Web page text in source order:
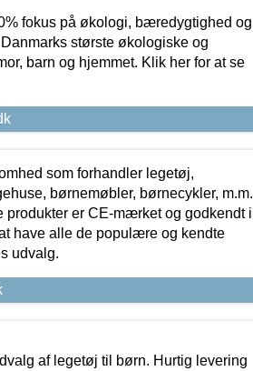
fokus på økologi, bæredygtighed og
største økologiske og
barn og hjemmet. Klik her for at se
som forhandler legetøj,
børnemøbler, børnecykler, m.m.
produkter er CE-mærket og godkendt i
have alle de populære og kendte
udvalg.
af legetøj til børn. Hurtig levering